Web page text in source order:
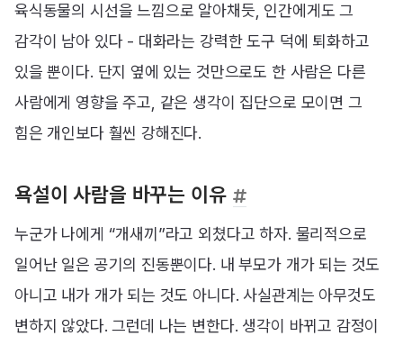
육식동물의 시선을 느낌으로 알아채듯, 인간에게도 그
감각이 남아 있다 - 대화라는 강력한 도구 덕에 퇴화하고
있을 뿐이다. 단지 옆에 있는 것만으로도 한 사람은 다른
사람에게 영향을 주고, 같은 생각이 집단으로 모이면 그
힘은 개인보다 훨씬 강해진다.
욕설이 사람을 바꾸는 이유
누군가 나에게 “개새끼”라고 외쳤다고 하자. 물리적으로
일어난 일은 공기의 진동뿐이다. 내 부모가 개가 되는 것도
아니고 내가 개가 되는 것도 아니다. 사실관계는 아무것도
변하지 않았다. 그런데 나는 변한다. 생각이 바뀌고 감정이